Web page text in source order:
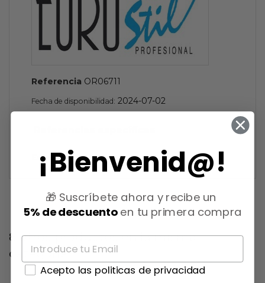
Referencia OR06711
Fecha de disponibilidad: 2024-07-02
Estado Nuevo
8 otros productos en la misma
categoría:
¡Bienvenid@!
🎁 Suscríbete ahora y recibe un
5% de descuentoen tu primera compra
Acepto las politicas de privacidad